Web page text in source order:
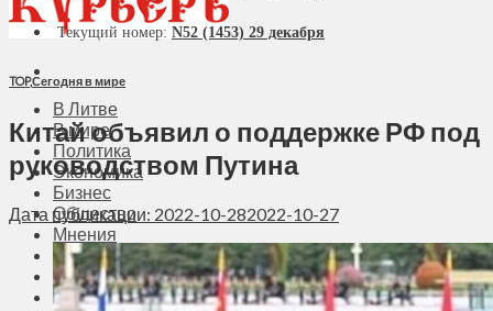
В Литве
В мире
Политика
Экономика
Бизнес
Общество
Мнения
Вильнюс
Клайпеда
Висагинас
Текущий номер: N52 (1453) 29 декабря
TOP,Сегодня в мире
Китай объявил о поддержке РФ под
руководством Путина
Дата публикации: 2022-10-282022-10-27